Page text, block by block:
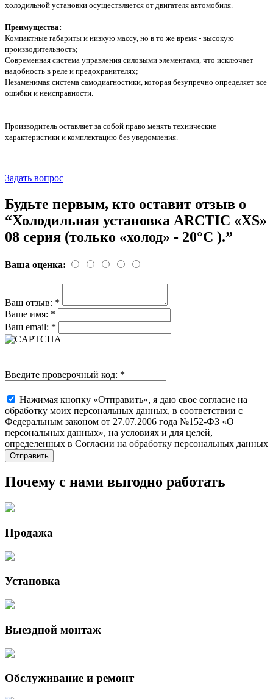
холодильной установки осуществляется от двигателя автомобиля.
Преимущества:
Компактные габариты и низкую массу, но в то же время - высокую
производительность;
Современная система управления силовыми элементами, что исключает
надобность в реле и предохранителях;
Незаменимая система самодиагностики, которая безупречно определяет все
ошибки и неисправности.
Производитель оставляет за собой право менять технические
характеристики и комплектацию без уведомления.
Задать вопрос
Будьте первым, кто оставит отзыв о
“Холодильная установка ARCTIC «XS»
08 серия (только «холод» - 20°C ).”
Ваша оценка:
Ваш отзыв: *
Ваше имя: *
Ваш email: *
Введите проверочный код: *
Нажимая кнопку «Отправить», я даю свое согласие на
обработку моих персональных данных, в соответствии с
Федеральным законом от 27.07.2006 года №152-ФЗ «О
персональных данных», на условиях и для целей,
определенных в Согласии на обработку персональных данных
Почему с нами выгодно работать
Продажа
Установка
Выездной монтаж
Обслуживание и ремонт